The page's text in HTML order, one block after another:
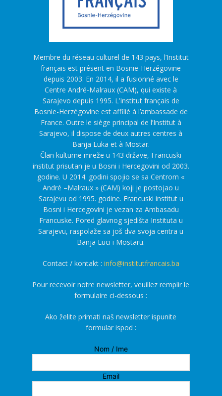
Membre du réseau culturel de 143 pays, l’Institut
français est présent en Bosnie-Herzégovine
depuis 2003. En 2014, il a fusionné avec le
Centre André-Malraux (CAM), qui existe à
Sarajevo depuis 1995. L’Institut français de
Bosnie-Herzégovine est affilié à l’ambassade de
France. Outre le siège principal de l’Institut à
Sarajevo, il dispose de deux autres centres à
Banja Luka et à Mostar.
Član kulturne mreže u 143 države, Francuski
institut prisutan je u Bosni i Hercegovini od 2003.
godine. U 2014. godini spojio se sa Centrom «
André –Malraux » (CAM) koji je postojao u
Sarajevu od 1995. godine. Francuski institut u
Bosni i Hercegovini je vezan za Ambasadu
Francuske. Pored glavnog sjedišta Instituta u
Sarajevu, raspolaže sa još dva svoja centra u
Banja Luci i Mostaru.
Contact / kontakt : info@institutfrancais.ba
Pour recevoir notre newsletter, veuillez remplir le
formulaire ci-dessous :
Ako želite primati naš newsletter ispunite
formular ispod :
Nom / Ime
Email